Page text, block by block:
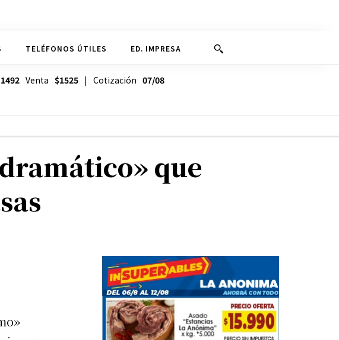
TELÉFONOS ÚTILES ED. IMPRESA
Venta $1525| Cotización 07/08
que